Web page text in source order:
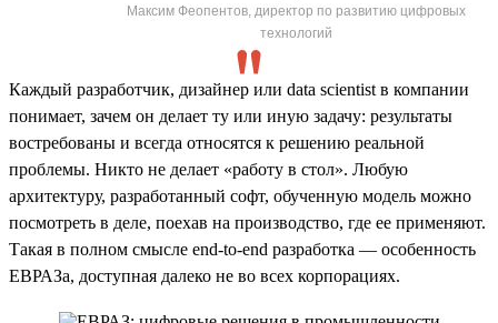
Максим Феопентов, директор по развитию цифровых
технологий
Каждый разработчик, дизайнер или data scientist в компании
понимает, зачем он делает ту или иную задачу: результаты
востребованы и всегда относятся к решению реальной
проблемы. Никто не делает «работу в стол». Любую
архитектуру, разработанный софт, обученную модель можно
посмотреть в деле, поехав на производство, где ее применяют.
Такая в полном смысле end-to-end разработка — особенность
ЕВРАЗа, доступная далеко не во всех корпорациях.